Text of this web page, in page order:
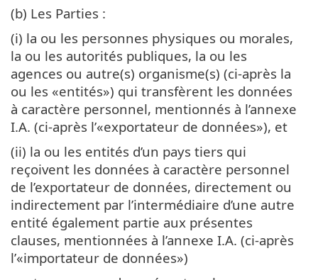
(b) Les Parties :
(i) la ou les personnes physiques ou morales,
la ou les autorités publiques, la ou les
agences ou autre(s) organisme(s) (ci-après la
ou les «entités») qui transfèrent les données
à caractère personnel, mentionnés à l’annexe
I.A. (ci-après l’«exportateur de données»), et
(ii) la ou les entités d’un pays tiers qui
reçoivent les données à caractère personnel
de l’exportateur de données, directement ou
indirectement par l’intermédiaire d’une autre
entité également partie aux présentes
clauses, mentionnées à l’annexe I.A. (ci-après
l’«importateur de données»)